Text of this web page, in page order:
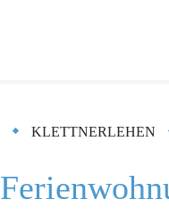
KLETTNERLEHEN